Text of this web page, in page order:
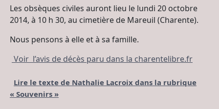
Les obsèques civiles auront lieu le lundi 20 octobre
2014, à 10 h 30, au cimetière de Mareuil (Charente).
Nous pensons à elle et à sa famille.
Voir l’avis de décès paru dans la charentelibre.fr
Lire le texte de Nathalie Lacroix dans la rubrique
« Souvenirs »